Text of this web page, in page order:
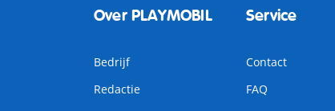
Over PLAYMOBIL
Bedrijf
Redactie
Service
Contact
FAQ